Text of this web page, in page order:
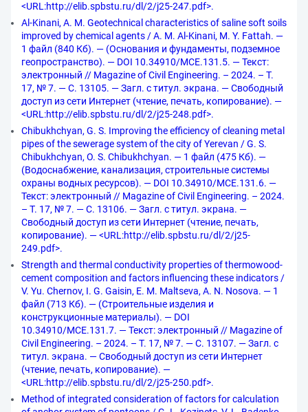
<URL:http://elib.spbstu.ru/dl/2/j25-247.pdf>.
Al-Kinani, A. M. Geotechnical characteristics of saline soft soils
improved by chemical agents / A. M. Al-Kinani, M. Y. Fattah. —
1 файл (840 Кб). — (Основания и фундаменты, подземное
геопространство). — DOI 10.34910/MCE.131.5. — Текст:
электронный // Magazine of Civil Engineering. – 2024. – Т.
17, № 7. — С. 13105. — Загл. с титул. экрана. — Свободный
доступ из сети Интернет (чтение, печать, копирование). —
<URL:http://elib.spbstu.ru/dl/2/j25-248.pdf>.
Chibukhchyan, G. S. Improving the efficiency of cleaning metal
pipes of the sewerage system of the city of Yerevan / G. S.
Chibukhchyan, O. S. Chibukhchyan. — 1 файл (475 Кб). —
(Водоснабжение, канализация, строительные системы
охраны водных ресурсов). — DOI 10.34910/MCE.131.6. —
Текст: электронный // Magazine of Civil Engineering. – 2024.
– Т. 17, № 7. — С. 13106. — Загл. с титул. экрана. —
Свободный доступ из сети Интернет (чтение, печать,
копирование). — <URL:http://elib.spbstu.ru/dl/2/j25-
249.pdf>.
Strength and thermal conductivity properties of thermowood-
cement composition and factors influencing these indicators /
V. Yu. Chernov, I. G. Gaisin, E. M. Maltseva, A. N. Nosova. — 1
файл (713 Кб). — (Строительные изделия и
конструкционные материалы). — DOI
10.34910/MCE.131.7. — Текст: электронный // Magazine of
Civil Engineering. – 2024. – Т. 17, № 7. — С. 13107. — Загл. с
титул. экрана. — Свободный доступ из сети Интернет
(чтение, печать, копирование). —
<URL:http://elib.spbstu.ru/dl/2/j25-250.pdf>.
Method of integrated consideration of factors for calculation